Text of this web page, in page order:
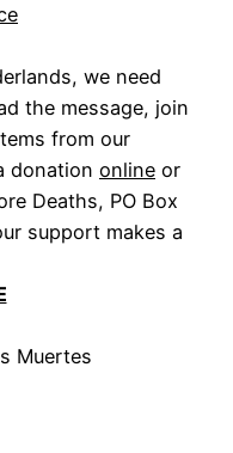
we need
the message, join
from our
donation online or
Deaths, PO Box
support makes a
Muertes